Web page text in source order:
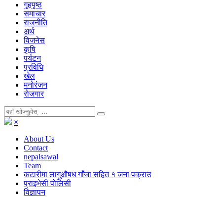
गृहपृष्ठ
समाचार
राजनीति
अर्थ
विजनेस
कृषि
पर्यटन
प्रविधि
खेल
मनोरंजन
रोजगार
×
About Us
Contact
nepalsawal
Team
कटारीमा लागुऔषध गाँजा सहित १ जना पक्राउ
प्राइभेसी पोलिसी
विज्ञापन